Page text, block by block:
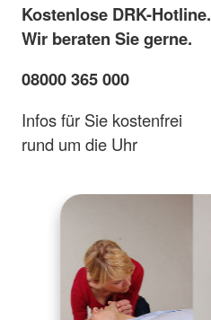
Kostenlose DRK-Hotline.
Wir beraten Sie gerne.
08000 365 000
Infos für Sie kostenfrei
rund um die Uhr